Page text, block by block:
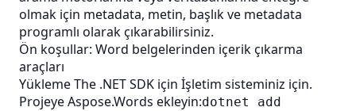
olmak için metadata, metin, başlık ve metadata
programlı olarak çıkarabilirsiniz.
Ön koşullar: Word belgelerinden içerik çıkarma
araçları
Yükleme The .NET SDK için İşletim sisteminiz için.
Projeye Aspose.Words ekleyin:dotnet add